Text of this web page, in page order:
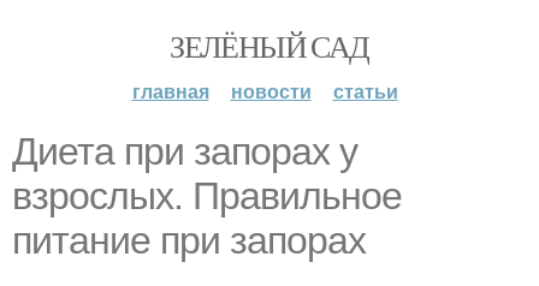
ЗЕЛЁНЫЙ САД
главная новости статьи
Диета при запорах у
взрослых. Правильное
питание при запорах